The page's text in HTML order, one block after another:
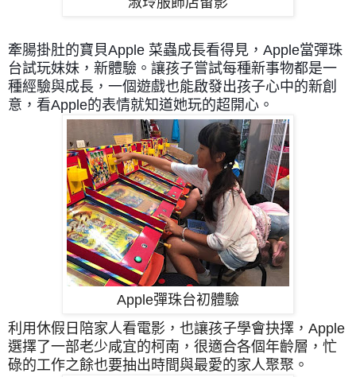
牽腸掛肚的寶貝Apple 菜蟲成長看得見， Apple當彈珠
台試玩妹妹，新體驗。讓孩子嘗試每種新事物都是一
種經驗與成長，一個遊戲也能啟發出孩子心中的新創
意，看Apple的表情就知道她玩的超開心。
Apple彈珠台初體驗
利用休假日陪家人看電影，也讓孩子學會抉擇，Apple
選擇了一部老少咸宜的柯南，很適合各個年齡層，忙
碌的工作之餘也要抽出時間與最愛的家人聚聚。